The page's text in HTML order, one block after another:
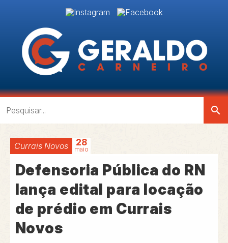
search
Currais Novos 28
maio
Defensoria Pública do RN
lança edital para locação
de prédio em Currais
Novos